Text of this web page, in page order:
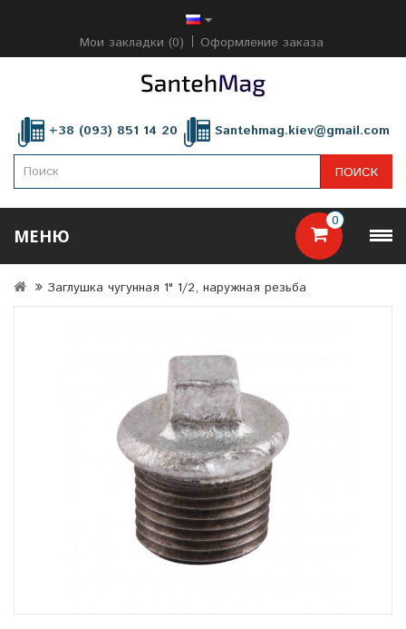
Мои закладки (0) Оформление заказа
+38 (093) 851 14 20 Santehmag.kiev@gmail.com
0
ПОИСК
МЕНЮ
Заглушка чугунная 1" 1/2, наружная резьба